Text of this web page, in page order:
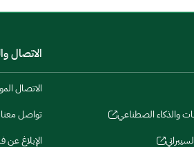
والذكاء الصطناعي
الاتصال
الاتصال
تواصل معنا
الإبلاغ عن